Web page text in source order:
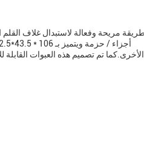
الأخرى.كما تم تصميم هذه العبوات